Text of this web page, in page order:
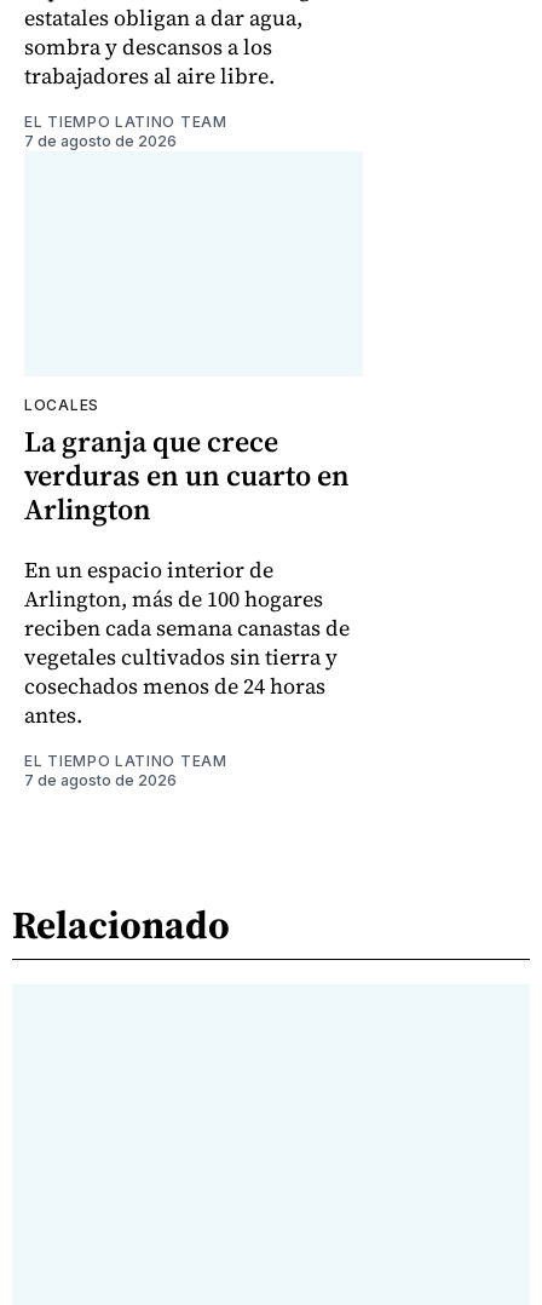
estatales obligan a dar agua,
sombra y descansos a los
trabajadores al aire libre.
EL TIEMPO LATINO TEAM
7 de agosto de 2026
LOCALES
La granja que crece
verduras en un cuarto en
Arlington
En un espacio interior de
Arlington, más de 100 hogares
reciben cada semana canastas de
vegetales cultivados sin tierra y
cosechados menos de 24 horas
antes.
EL TIEMPO LATINO TEAM
7 de agosto de 2026
Relacionado